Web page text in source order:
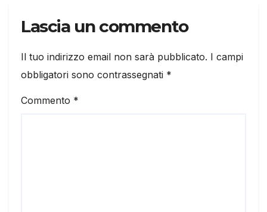
Lascia un commento
Il tuo indirizzo email non sarà pubblicato. I campi
obbligatori sono contrassegnati *
Commento *